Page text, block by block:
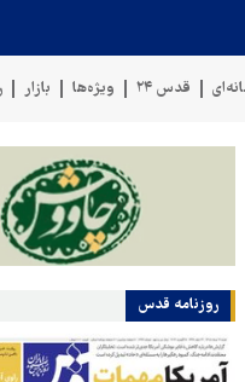
قدس ۲۴ ویژه‌ها بازار
سخنگوی نیروهای مسلح
روزنامه قدس